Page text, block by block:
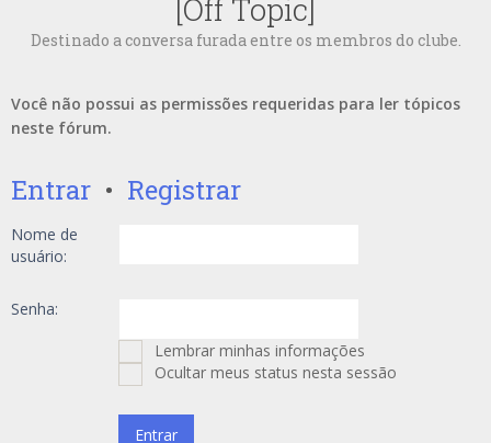
[Off Topic]
Destinado a conversa furada entre os membros do clube.
Você não possui as permissões requeridas para ler tópicos
neste fórum.
Entrar • Registrar
Nome de
usuário:
Senha:
Lembrar minhas informações
Ocultar meus status nesta sessão